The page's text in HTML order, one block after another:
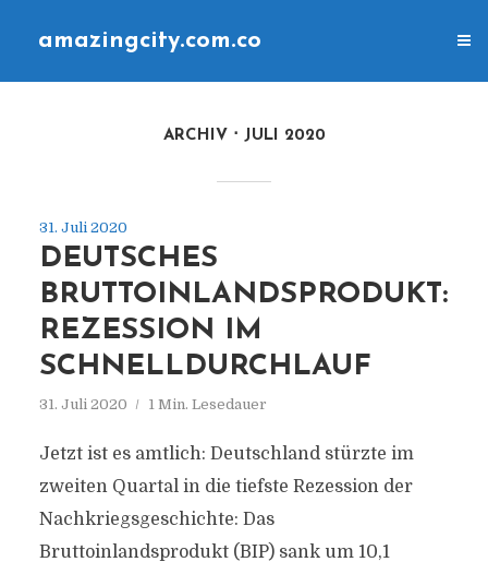
amazingcity.com.co
ARCHIV JULI 2020
31. Juli 2020
DEUTSCHES
BRUTTOINLANDSPRODUKT:
REZESSION IM
SCHNELLDURCHLAUF
31. Juli 2020 1 Min. Lesedauer
Jetzt ist es amtlich: Deutschland stürzte im
zweiten Quartal in die tiefste Rezession der
Nachkriegsgeschichte: Das
Bruttoinlandsprodukt (BIP) sank um 10,1